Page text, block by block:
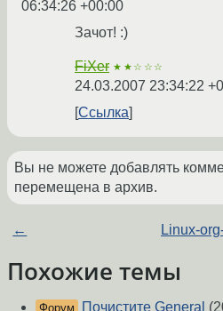
06:34:26 +00:00
Зачот! :)
FiXer ★★☆☆☆
24.03.2007 23:34:22
Ссылка
Вы не можете добавлять
перемещена в архив.
← Linux-
Похожие темы
Форум Почистите General